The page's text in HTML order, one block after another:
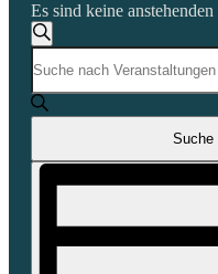
Es sind keine
Veranstaltungen
Suche
und
Ansichten,
Navigation
Suche
Bitte
Schlüsselwort
eingeben.
Suche
Schlüsselwort.
Suche
Veranstaltung
Navigation